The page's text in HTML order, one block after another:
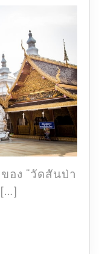
ยาง
หลวง
ลำพูน
วัด
พุทธ
แห่ง
แรก
ของ
ดิน
ล้าน
อง “วัดสันป่า